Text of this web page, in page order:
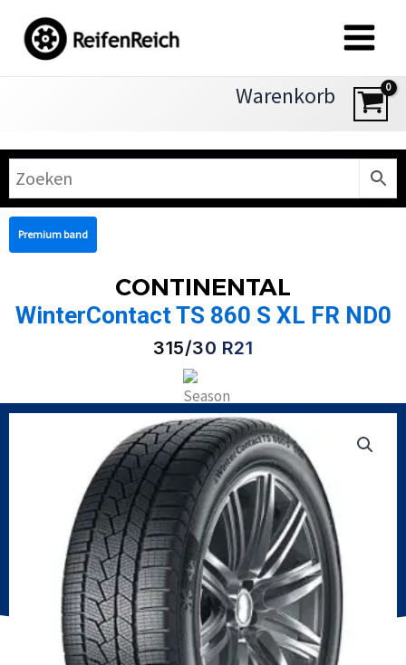
Inhalt
springen
Warenkorb
Premium band
CONTINENTAL
WinterContact TS 860 S XL FR ND0
315/30 R21